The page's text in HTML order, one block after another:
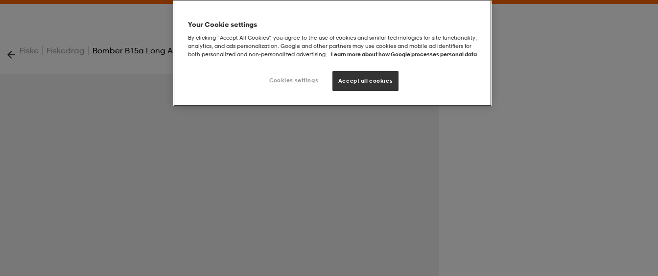
Fiske | Fiskedrag | Bomber B15a Long A 13g 12cm - Ptg
Your Cookie settings
By clicking “Accept All Cookies”, you agree to the use of cookies and similar technologies for site functionality,
analytics, and ads personalization. Google and other partners may use cookies and mobile ad identifiers for
both personalized and non‑personalized advertising.
Learn more about how Google processes personal data
Cookies settings Accept all cookies